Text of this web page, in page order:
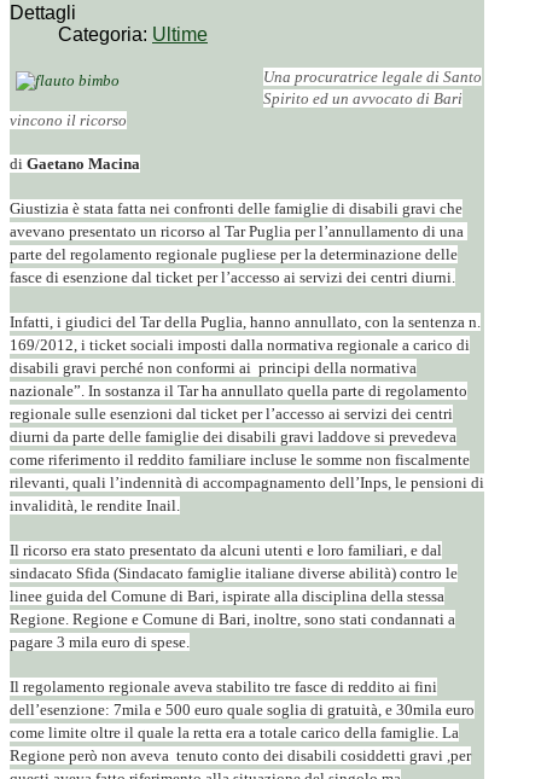
Dettagli
Categoria: Ultime
Una procuratrice legale di Santo
Spirito ed un avvocato di Bari
vincono il ricorso
di Gaetano Macina
Giustizia è stata fatta nei confronti delle famiglie di disabili gravi che
avevano presentato un ricorso al Tar Puglia per l’annullamento di una
parte del regolamento regionale pugliese per la determinazione delle
fasce di esenzione dal ticket per l’accesso ai servizi dei centri diurni.
Infatti, i giudici del Tar della Puglia, hanno annullato, con la sentenza n.
169/2012, i ticket sociali imposti dalla normativa regionale a carico di
disabili gravi perché non conformi ai principi della normativa
nazionale”. In sostanza il Tar ha annullato quella parte di regolamento
regionale sulle esenzioni dal ticket per l’accesso ai servizi dei centri
diurni da parte delle famiglie dei disabili gravi laddove si prevedeva
come riferimento il reddito familiare incluse le somme non fiscalmente
rilevanti, quali l’indennità di accompagnamento dell’Inps, le pensioni di
invalidità, le rendite Inail.
Il ricorso era stato presentato da alcuni utenti e loro familiari, e dal
sindacato Sfida (Sindacato famiglie italiane diverse abilità) contro le
linee guida del Comune di Bari, ispirate alla disciplina della stessa
Regione. Regione e Comune di Bari, inoltre, sono stati condannati a
pagare 3 mila euro di spese.
Il regolamento regionale aveva stabilito tre fasce di reddito ai fini
dell’esenzione: 7mila e 500 euro quale soglia di gratuità, e 30mila euro
come limite oltre il quale la retta era a totale carico della famiglie. La
Regione però non aveva tenuto conto dei disabili cosiddetti gravi ,per